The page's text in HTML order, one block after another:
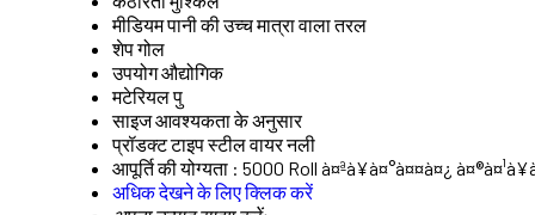
मीडियमपानी की उच्च मात्रा वाला तरल
शेपगोल
उपयोगऔद्योगिक
मटेरियलपु
साइजआवश्यकता के अनुसार
प्रॉडक्ट टाइपस्टील वायर नली
आपूर्ति की योग्यता : 5000 Roll à¤ªà¥à¤°à¤¤à¤¿
अधिक देखने के लिए क्लिक करें